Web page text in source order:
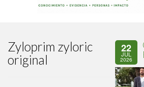
Zyloprim zyloric
original
22
JUL
2026